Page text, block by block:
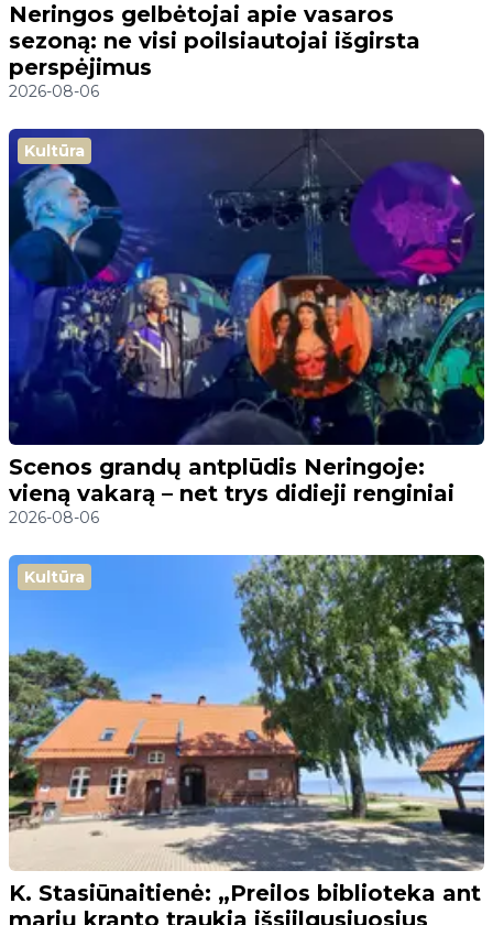
Neringos gelbėtojai apie vasaros
sezoną: ne visi poilsiautojai išgirsta
perspėjimus
2026-08-06
Kultūra
Scenos grandų antplūdis Neringoje:
vieną vakarą – net trys didieji renginiai
2026-08-06
Kultūra
K. Stasiūnaitienė: „Preilos biblioteka ant